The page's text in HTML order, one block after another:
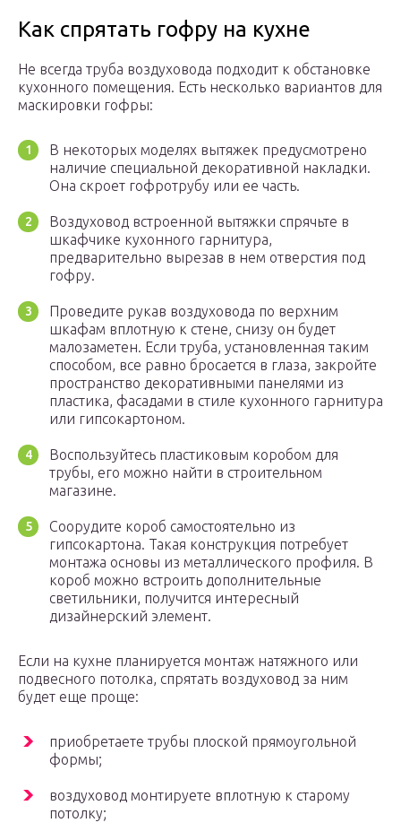
Как спрятать гофру на кухне
Не всегда труба воздуховода подходит к обстановке
кухонного помещения. Есть несколько вариантов для
маскировки гофры:
В некоторых моделях вытяжек предусмотрено
наличие специальной декоративной накладки.
Она скроет гофротрубу или ее часть.
Воздуховод встроенной вытяжки спрячьте в
шкафчике кухонного гарнитура,
предварительно вырезав в нем отверстия под
гофру.
Проведите рукав воздуховода по верхним
шкафам вплотную к стене, снизу он будет
малозаметен. Если труба, установленная таким
способом, все равно бросается в глаза, закройте
пространство декоративными панелями из
пластика, фасадами в стиле кухонного гарнитура
или гипсокартоном.
Воспользуйтесь пластиковым коробом для
трубы, его можно найти в строительном
магазине.
Соорудите короб самостоятельно из
гипсокартона. Такая конструкция потребует
монтажа основы из металлического профиля. В
короб можно встроить дополнительные
светильники, получится интересный
дизайнерский элемент.
Если на кухне планируется монтаж натяжного или
подвесного потолка, спрятать воздуховод за ним
будет еще проще:
приобретаете трубы плоской прямоугольной
формы;
воздуховод монтируете вплотную к старому
потолку;